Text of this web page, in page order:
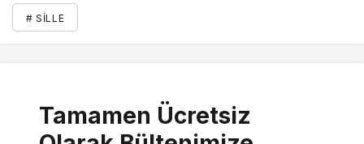
# SILLE
Tamamen Ücretsiz